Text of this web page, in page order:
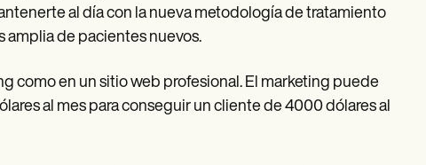
al día con la nueva metodología de tratamiento
amplia de pacientes nuevos.
como en un sitio web profesional. El marketing puede
al mes para conseguir un cliente de 4000 dólares al